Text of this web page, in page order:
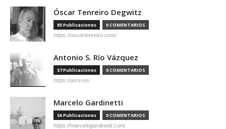
Óscar Tenreiro Degwitz
85 Publicaciones 0 COMENTARIOS
https://oscartenreiro.com/
Antonio S. Río Vázquez
57 Publicaciones 0 COMENTARIOS
https://asrv.es/
Marcelo Gardinetti
56 Publicaciones 0 COMENTARIOS
https://marcelogardinetti.com/